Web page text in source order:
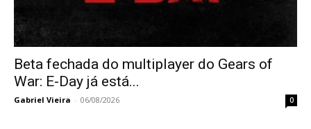
Beta fechada do multiplayer do Gears of
War: E-Day já está...
Gabriel Vieira - 06/08/2026 0